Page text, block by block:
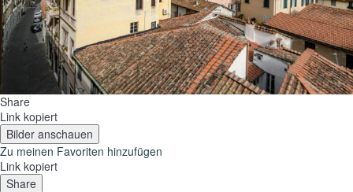
Share
Link kopiert
Bilder anschauen
Zu meinen Favoriten hinzufügen
Link kopiert
Share